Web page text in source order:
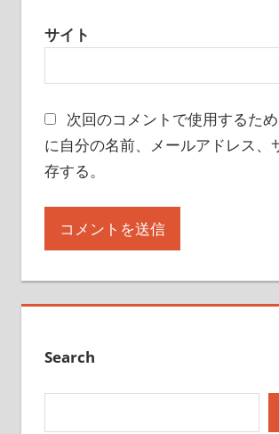
サイト
次回のコメントで使用するた
に自分の名前、メールアドレス、
存する。
Search